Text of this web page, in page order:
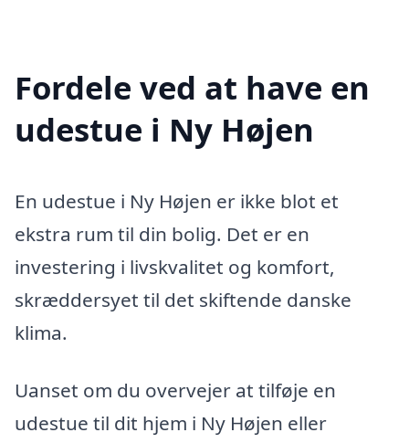
Fordele ved at have en
udestue i Ny Højen
En udestue i Ny Højen er ikke blot et
ekstra rum til din bolig. Det er en
investering i livskvalitet og komfort,
skræddersyet til det skiftende danske
klima.
Uanset om du overvejer at tilføje en
udestue til dit hjem i Ny Højen eller